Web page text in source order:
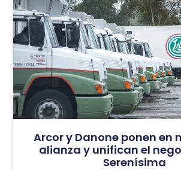
Arcor y Danone ponen en
alianza y unifican el
Serenísima